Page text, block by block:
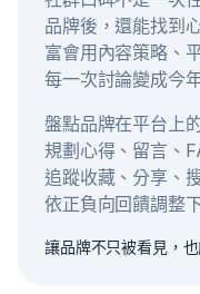
品牌後，還能找到
富會用內容策略、
每一次討論變成今
盤點品牌在平台上
規劃心得、留言、
追蹤收藏、分享、
依正負向回饋調整
讓品牌不只被看見，